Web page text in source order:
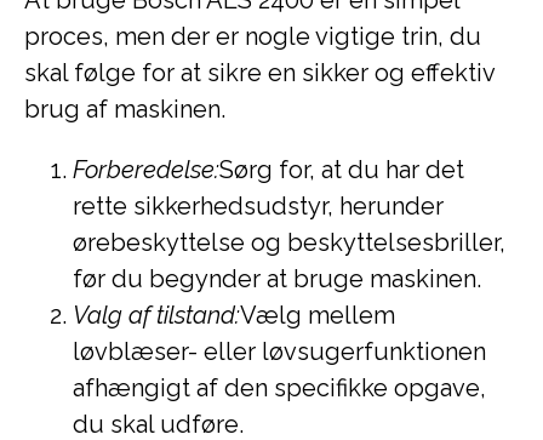
proces, men der er nogle vigtige trin, du
skal følge for at sikre en sikker og effektiv
brug af maskinen.
Forberedelse:Sørg for, at du har det
rette sikkerhedsudstyr, herunder
ørebeskyttelse og beskyttelsesbriller,
før du begynder at bruge maskinen.
Valg af tilstand:Vælg mellem
løvblæser- eller løvsugerfunktionen
afhængigt af den specifikke opgave,
du skal udføre.